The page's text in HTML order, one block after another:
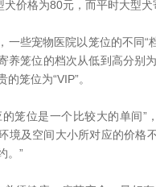
犬价格为80元，而平时大型
些宠物医院以笼位的不同“
养笼位的档次从低到高分别
笼位为“VIP”。
笼位是一个比较大的单间”
境及空间大小所对应的价格
。”